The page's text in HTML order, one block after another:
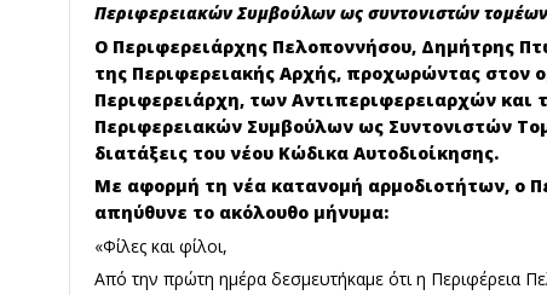
Περιφερειακών Συμβούλων ως συντονιστών
Ο Περιφερειάρχης Πελοποννήσου, Δημήτρης
της Περιφερειακής Αρχής, προχωρώντας στον
Περιφερειάρχη, των Αντιπεριφερειαρχών και
Περιφερειακών Συμβούλων ως Συντονιστών
διατάξεις του νέου Κώδικα Αυτοδιοίκησης.
Με αφορμή τη νέα κατανομή αρμοδιοτήτων, ο
απηύθυνε το ακόλουθο μήνυμα:
«Φίλες και φίλοι,
Από την πρώτη ημέρα δεσμευτήκαμε ότι η Περιφέρεια